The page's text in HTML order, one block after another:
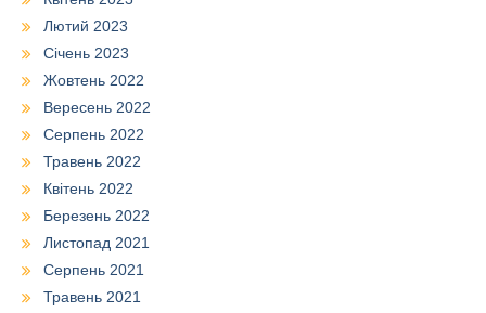
Лютий 2023
Січень 2023
Жовтень 2022
Вересень 2022
Серпень 2022
Травень 2022
Квітень 2022
Березень 2022
Листопад 2021
Серпень 2021
Травень 2021